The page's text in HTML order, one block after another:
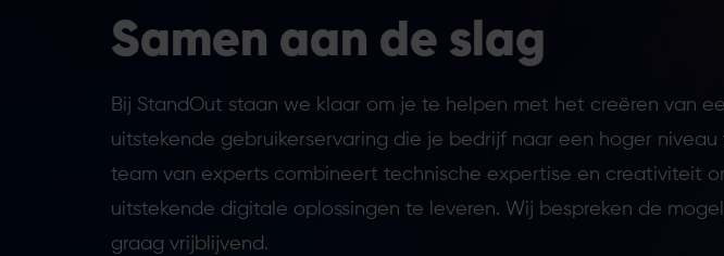
Samen aan de slag
Bij StandOut staan we klaar om je te helpen met het creëren van
uitstekende gebruikerservaring die je bedrijf naar een hoger niveau
team van experts combineert technische expertise en creativiteit
uitstekende digitale oplossingen te leveren. Wij bespreken de
graag vrijblijvend.